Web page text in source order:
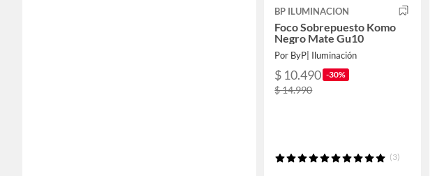
BP ILUMINACION
Foco Sobrepuesto Komo
Negro Mate Gu10
Por ByP| Iluminación
$ 10.490 -30%
$ 14.990
(3)